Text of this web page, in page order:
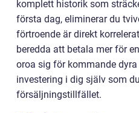
komplett historik som
första dag, eliminerar du
förtroende är direkt
beredda att betala mer för
oroa sig för kommande dyra
investering i dig själv som
försäljningstillfället.